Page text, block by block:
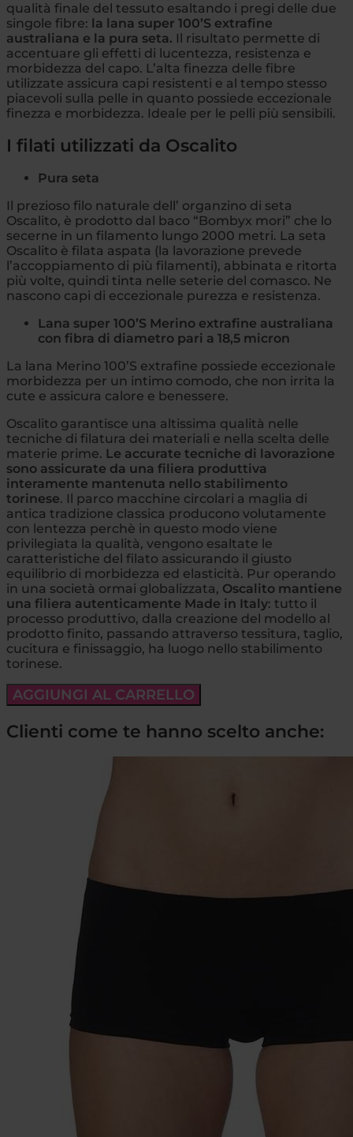
qualità finale del tessuto esaltando i pregi delle due
singole fibre: la lana super 100’S extrafine
australiana e la pura seta. Il risultato permette di
accentuare gli effetti di lucentezza, resistenza e
morbidezza del capo. L’alta finezza delle fibre
utilizzate assicura capi resistenti e al tempo stesso
piacevoli sulla pelle in quanto possiede eccezionale
finezza e morbidezza. Ideale per le pelli più sensibili.
I filati utilizzati da Oscalito
Pura seta
Il prezioso filo naturale dell’ organzino di seta
Oscalito, è prodotto dal baco “Bombyx mori” che lo
secerne in un filamento lungo 2000 metri. La seta
Oscalito è filata aspata (la lavorazione prevede
l’accoppiamento di più filamenti), abbinata e ritorta
più volte, quindi tinta nelle seterie del comasco. Ne
nascono capi di eccezionale purezza e resistenza.
Lana super 100’S Merino extrafine australiana
con fibra di diametro pari a 18,5 micron
La lana Merino 100’S extrafine possiede eccezionale
morbidezza per un intimo comodo, che non irrita la
cute e assicura calore e benessere.
Oscalito garantisce una altissima qualità nelle
tecniche di filatura dei materiali e nella scelta delle
materie prime. Le accurate tecniche di lavorazione
sono assicurate da una filiera produttiva
interamente mantenuta nello stabilimento
torinese. Il parco macchine circolari a maglia di
antica tradizione classica producono volutamente
con lentezza perchè in questo modo viene
privilegiata la qualità, vengono esaltate le
caratteristiche del filato assicurando il giusto
equilibrio di morbidezza ed elasticità. Pur operando
in una società ormai globalizzata, Oscalito mantiene
una filiera autenticamente Made in Italy: tutto il
processo produttivo, dalla creazione del modello al
prodotto finito, passando attraverso tessitura, taglio,
cucitura e finissaggio, ha luogo nello stabilimento
torinese.
AGGIUNGI AL CARRELLO
Clienti come te hanno scelto anche: